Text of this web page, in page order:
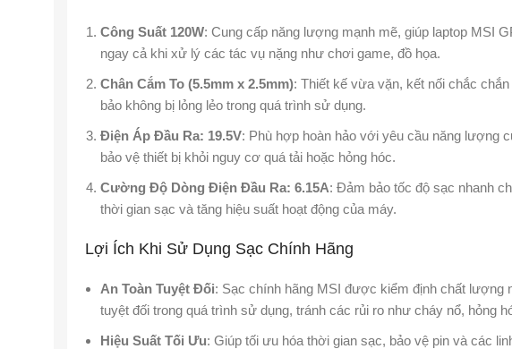
Công Suất 120W: Cung cấp năng lượng mạnh mẽ, giúp laptop MSI
ngay cả khi xử lý các tác vụ nặng như chơi game, đồ họa.
Chân Cắm To (5.5mm x 2.5mm): Thiết kế vừa vặn, kết nối chắc
bảo không bị lỏng lẻo trong quá trình sử dụng.
Điện Áp Đầu Ra: 19.5V: Phù hợp hoàn hảo với yêu cầu năng lượng
bảo vệ thiết bị khỏi nguy cơ quá tải hoặc hỏng hóc.
Cường Độ Dòng Điện Đầu Ra: 6.15A: Đảm bảo tốc độ sạc nhanh
thời gian sạc và tăng hiệu suất hoạt động của máy.
Lợi Ích Khi Sử Dụng Sạc Chính Hãng
An Toàn Tuyệt Đối: Sạc chính hãng MSI được kiểm định chất lượng
tuyệt đối trong quá trình sử dụng, tránh các rủi ro như cháy nổ, hỏng
Hiệu Suất Tối Ưu: Giúp tối ưu hóa thời gian sạc, bảo vệ pin và các